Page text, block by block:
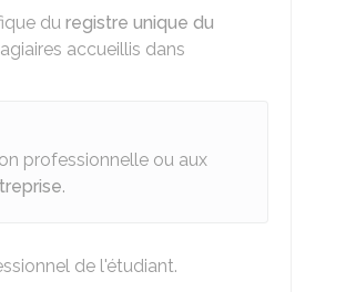
du registre unique du
accueillis dans
professionnelle ou aux
.
de l'étudiant.